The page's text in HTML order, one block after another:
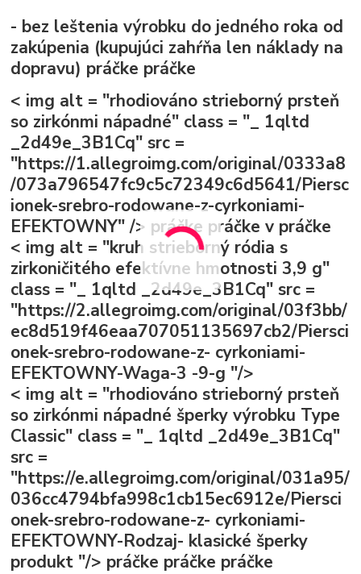
- bez leštenia výrobku do jedného roka od
zakúpenia (kupujúci zahŕňa len náklady na
dopravu) práčke práčke
< img alt = "rhodiováno strieborný prsteň
so zirkónmi nápadné" class = "_ 1qltd
_2d49e_3B1Cq" src =
"https://1.allegroimg.com/original/0333a8
/073a796547fc9c5c72349c6d5641/Piersc
ionek-srebro-rodowane-z-cyrkoniami-
EFEKTOWNY" /> práčke práčkev práčke
< img alt = "kruh strieborný ródia s
zirkoničitého efektívne hmotnosti 3,9 g"
class = "_ 1qltd _2d49e_3B1Cq" src =
"https://2.allegroimg.com/original/03f3bb/
ec8d519f46eaa707051135697cb2/Piersci
onek-srebro-rodowane-z- cyrkoniami-
EFEKTOWNY-Waga-3 -9-g "/>
< img alt = "rhodiováno strieborný prsteň
so zirkónmi nápadné šperky výrobku Type
Classic" class = "_ 1qltd _2d49e_3B1Cq"
src =
"https://e.allegroimg.com/original/031a95/
036cc4794bfa998c1cb15ec6912e/Piersci
onek-srebro-rodowane-z- cyrkoniami-
EFEKTOWNY-Rodzaj- klasické šperky
produkt "/> práčke práčke práčke